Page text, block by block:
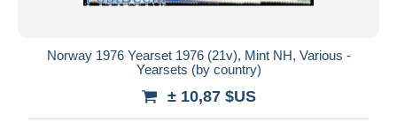
Norway 1976 Yearset 1976 (21v), Mint NH, Various -
Yearsets (by country)
± 10,87 $US